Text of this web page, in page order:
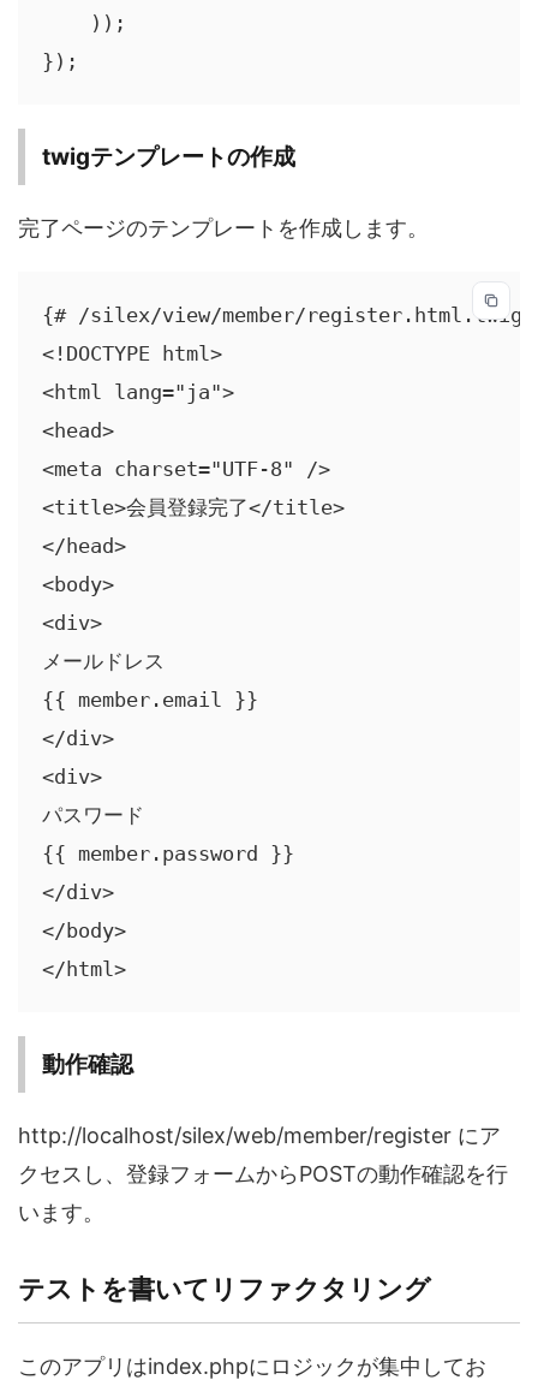
    ));
});
twigテンプレートの作成
完了ページのテンプレートを作成します。
{# /silex/view/member/register.html.twig
<!DOCTYPE html>
<html lang="ja">
<head>
<meta charset="UTF-8" />
<title>会員登録完了</title>
</head>
<body>
<div>
メールドレス
{{ member.email }}
</div>
<div>
パスワード
{{ member.password }}
</div>
</body>
</html>
動作確認
http://localhost/silex/web/member/register にア
クセスし、登録フォームからPOSTの動作確認を行
います。
テストを書いてリファクタリング
このアプリはindex.phpにロジックが集中してお